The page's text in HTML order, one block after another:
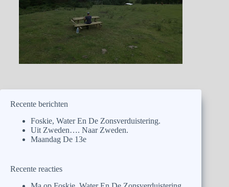
Recente berichten
Foskie, Water En De Zonsverduistering.
Uit Zweden…. Naar Zweden.
Maandag De 13e
Recente reacties